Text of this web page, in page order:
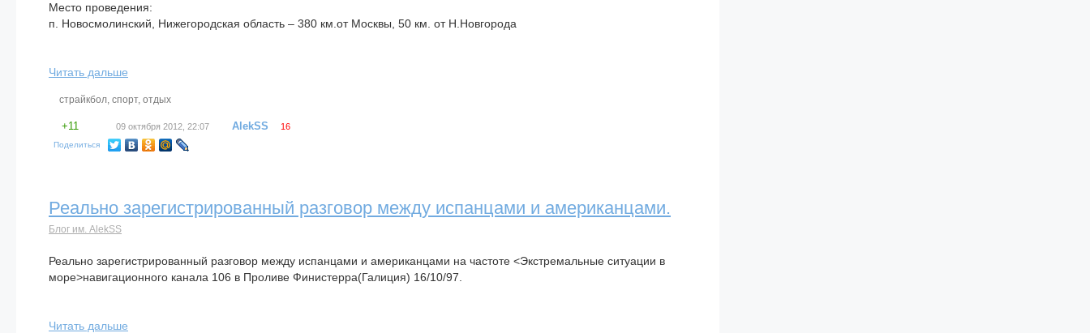
Место проведения:
п. Новосмолинский, Нижегородская область – 380 км.от Москвы, 50 км. от Н.Новгорода
Читать дальше
страйкбол, спорт, отдых
+11 09 октября 2012, 22:07 AlekSS 16
Поделиться
Реально зарегистрированный разговор между испанцами и американцами.
Блог им. AlekSS
Реально зарегистрированный разговор между испанцами и американцами на частоте <Экстремальные ситуации в
море>навигационного канала 106 в Проливе Финистерра(Галиция) 16/10/97.
Читать дальше